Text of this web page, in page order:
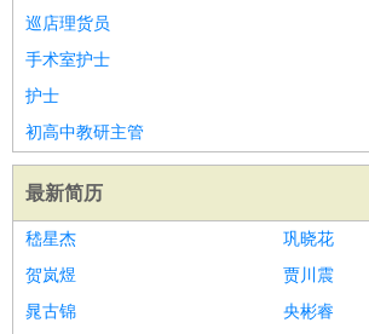
巡店理货员
手术室护士
护士
初高中教研主管
最新简历
嵇星杰
巩晓花
贺岚煜
贾川震
晁古锦
央彬睿